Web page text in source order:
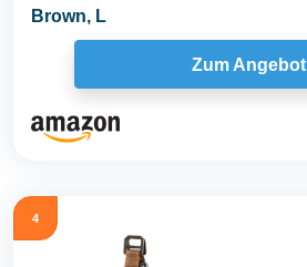
Brown, L
Zum Angebot
4